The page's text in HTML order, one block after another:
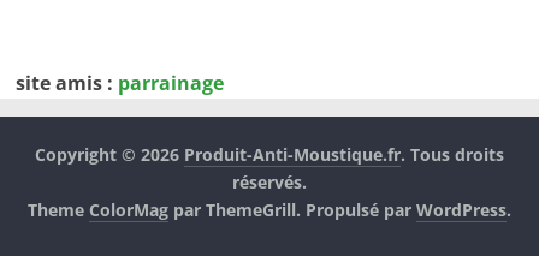
site amis : parrainage
Copyright © 2026 Produit-Anti-Moustique.fr. Tous droits
réservés.
Theme ColorMagpar ThemeGrill. Propulsé par WordPress.